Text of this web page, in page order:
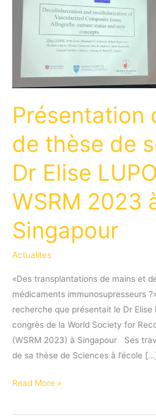
Présentation
de thèse de
Dr Elise
WSRM 2023
Singapour
Actualites
«Des transplantations de mains et
médicaments immunosupresseurs
recherche que présentait le Dr Elise
congrès de la World Society for
(WSRM 2023) à Singapour Ses
de sa thèse de Sciences à l’école
Présentation
sujet
Read More »